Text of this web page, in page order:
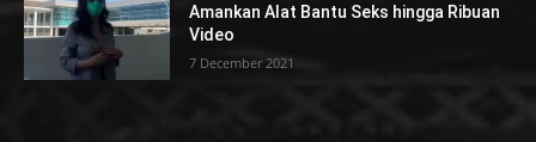
Amankan Alat Bantu Seks hingga Ribuan
Video
7 December 2021